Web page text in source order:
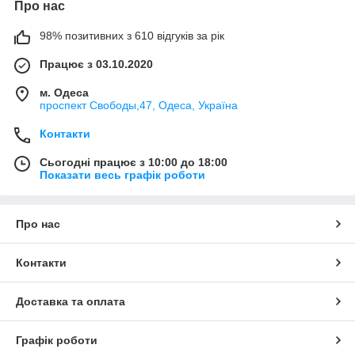
Про нас
98% позитивних з 610 відгуків за рік
Працює з 03.10.2020
м. Одеса
проспект Свободы,47, Одеса, Україна
Контакти
Сьогодні працює з 10:00 до 18:00
Показати весь графік роботи
Про нас
Контакти
Доставка та оплата
Графік роботи